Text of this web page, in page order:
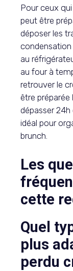
Pour ceux
peut être
déposer les
condensation
au
au four à
retrouver le
être préparée
dépasser
idéal pour
brunch.
Les
cette
Quel
plus
perdu